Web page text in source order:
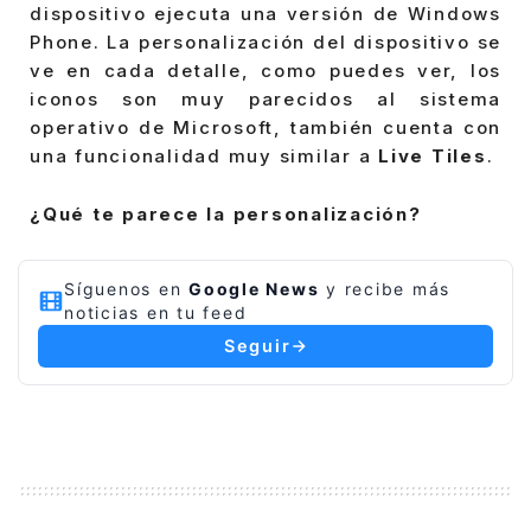
dispositivo ejecuta una versión de Windows
Phone. La personalización del dispositivo se
ve en cada detalle, como puedes ver, los
iconos son muy parecidos al sistema
operativo de Microsoft, también cuenta con
una funcionalidad muy similar a Live Tiles .
¿Qué te parece la personalización?
Síguenos en Google News y recibe más
noticias en tu feed
Seguir